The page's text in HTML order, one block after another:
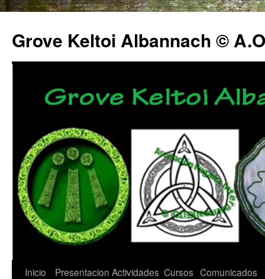
Grove Keltoi Albannach ©
Saltar
Inicio Presentacion Actividades Cursos Comunicados